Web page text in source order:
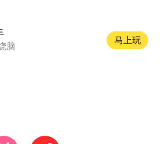
脑
马上玩